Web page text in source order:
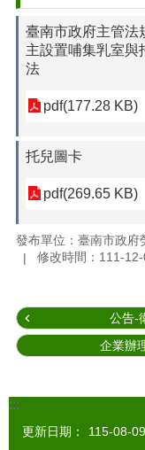
臺南市政府主管法
主設置哺集乳室與
法
pdf(177.28 KB)
托兒圖卡
pdf(269.65 KB)
發布單位：臺南市政府
修改時間：111-12-
公告-
企業辦
:::
更新日期：
115-08-09